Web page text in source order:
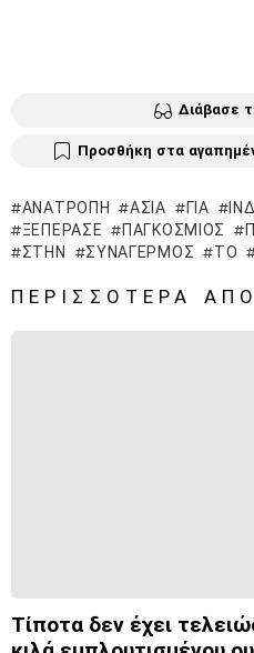
Διάβασε
Προσθήκη στα
ΑΝΑΤΡΟΠΉ ΑΣΊΑ ΓΙΑ
ΞΕΠΈΡΑΣΕ
ΠΑΓΚΌΣΜΙΟΣ
ΣΤΗΝ
ΣΥΝΑΓΕΡΜΌΣ ΤΟ
ΠΕΡΙΣΣΌΤΕΡΑ
Τίποτα δεν έχει